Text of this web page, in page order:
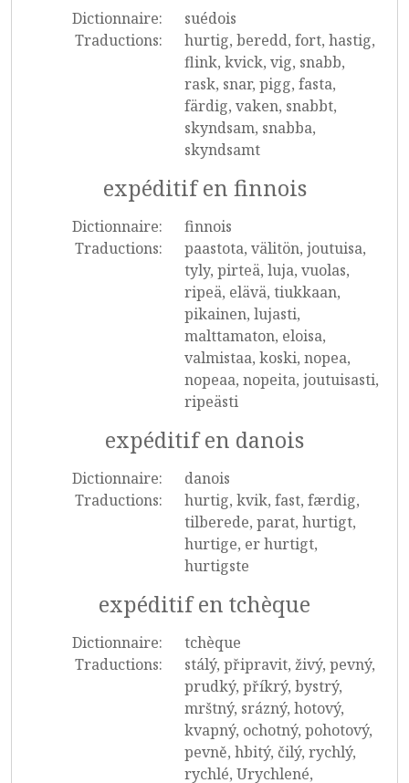
Dictionnaire:
suédois
Traductions:
hurtig, beredd, fort, hastig,
flink, kvick, vig, snabb,
rask, snar, pigg, fasta,
färdig, vaken, snabbt,
skyndsam, snabba,
skyndsamt
expéditif en finnois
Dictionnaire:
finnois
Traductions:
paastota, välitön, joutuisa,
tyly, pirteä, luja, vuolas,
ripeä, elävä, tiukkaan,
pikainen, lujasti,
malttamaton, eloisa,
valmistaa, koski, nopea,
nopeaa, nopeita, joutuisasti,
ripeästi
expéditif en danois
Dictionnaire:
danois
Traductions:
hurtig, kvik, fast, færdig,
tilberede, parat, hurtigt,
hurtige, er hurtigt,
hurtigste
expéditif en tchèque
Dictionnaire:
tchèque
Traductions:
stálý, připravit, živý, pevný,
prudký, příkrý, bystrý,
mrštný, srázný, hotový,
kvapný, ochotný, pohotový,
pevně, hbitý, čilý, rychlý,
rychlé, Urychlené,